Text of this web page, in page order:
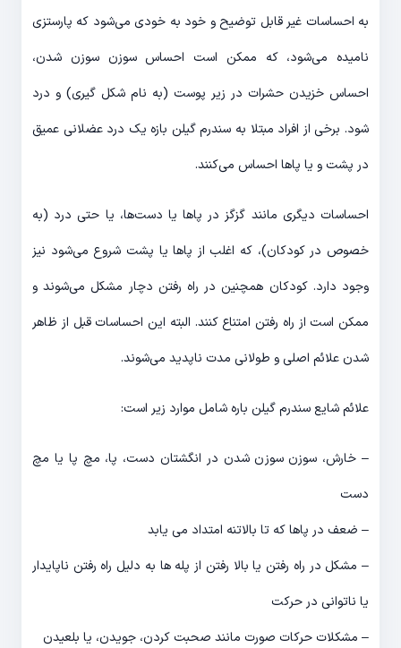
به احساسات غیر قابل توضیح و خود به خودی می‌شود که پارستزی
نامیده می‌شود، که ممکن است احساس سوزن سوزن شدن،
احساس خزیدن حشرات در زیر پوست (به نام شکل گیری) و درد
شود. برخی از افراد مبتلا به سندرم گیلن بازه یک درد عضلانی عمیق
در پشت و یا پاها احساس می‌کنند.
احساسات دیگری مانند گزگز در پاها یا دست‌ها، یا حتی درد (به
خصوص در کودکان)، که اغلب از پاها یا پشت شروع می‌شود نیز
وجود دارد. کودکان همچنین در راه رفتن دچار مشکل می‌شوند و
ممکن است از راه رفتن امتناع کنند. البته این احساسات قبل از ظاهر
شدن علائم اصلی و طولانی مدت ناپدید می‌شوند.
علائم شایع سندرم گیلن باره شامل موارد زیر است:
– خارش، سوزن سوزن شدن در انگشتان دست، پا، مچ پا یا مچ
دست
– ضعف در پاها که تا بالاتنه امتداد می یابد
– مشکل در راه رفتن یا بالا رفتن از پله ها به دلیل راه رفتن ناپایدار
یا ناتوانی در حرکت
– مشکلات حرکات صورت مانند صحبت کردن، جویدن، یا بلعیدن